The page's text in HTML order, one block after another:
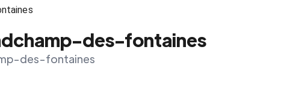
des-fontaines
des-fontaines